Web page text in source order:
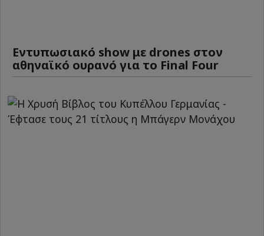
Εντυπωσιακό show με drones στον
αθηναϊκό ουρανό για το Final Four